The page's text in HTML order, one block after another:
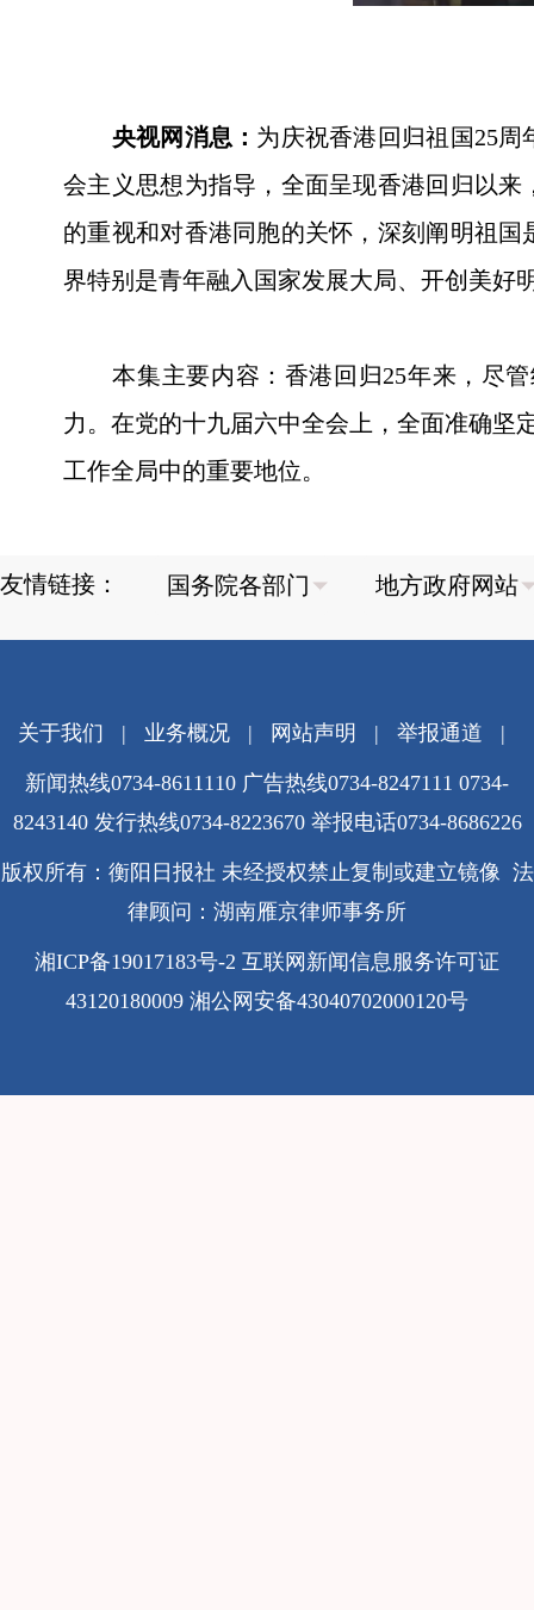
央视网消息： 为庆祝香港回归祖国25
会主义思想为指导，全面呈现香港回归以
的重视和对香港同胞的关怀，深刻阐明祖
界特别是青年融入国家发展大局、开创美好
本集主要内容：香港回归25年来，尽管
力。在党的十九届六中全会上，全面准确坚
工作全局中的重要地位。
友情链接：
关于我们 | 业务概况| 网站声明 | 举报通道 |
新闻热线0734-8611110 广告热线0734-8247111 0734-
8243140 发行热线0734-8223670 举报电话0734-8686226
版权所有：衡阳日报社 未经授权禁止复制或建立镜像 法
律顾问：湖南雁京律师事务所
湘ICP备19017183号-2 互联网新闻信息服务许可证
43120180009 湘公网安备43040702000120号